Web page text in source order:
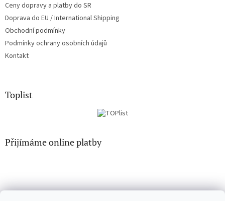
Ceny dopravy a platby do SR
Doprava do EU / International Shipping
Obchodní podmínky
Podmínky ochrany osobních údajů
Kontakt
Toplist
Přijímáme online platby